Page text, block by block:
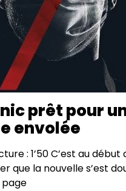
prêt pour
envolée
: 1’50 C’est au début
que la nouvelle s’est
page